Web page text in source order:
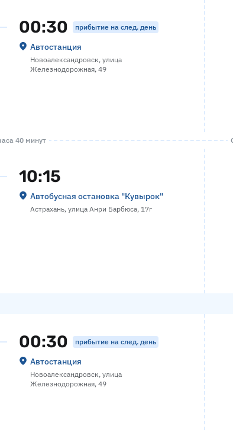
00:30 прибытие на след. день
Автостанция
Новоалександровск, улица
Железнодорожная, 49
40 минут
10:15
Автобусная остановка "Кувырок"
Астрахань, улица Анри Барбюса, 17г
00:30 прибытие на след. день
Автостанция
Новоалександровск, улица
Железнодорожная, 49